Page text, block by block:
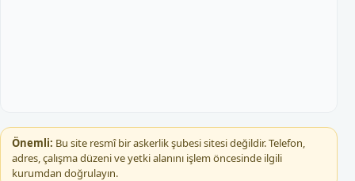
Önemli: Bu site resmî bir askerlik şubesi sitesi değildir. Telefon,
adres, çalışma düzeni ve yetki alanını işlem öncesinde ilgili
kurumdan doğrulayın.